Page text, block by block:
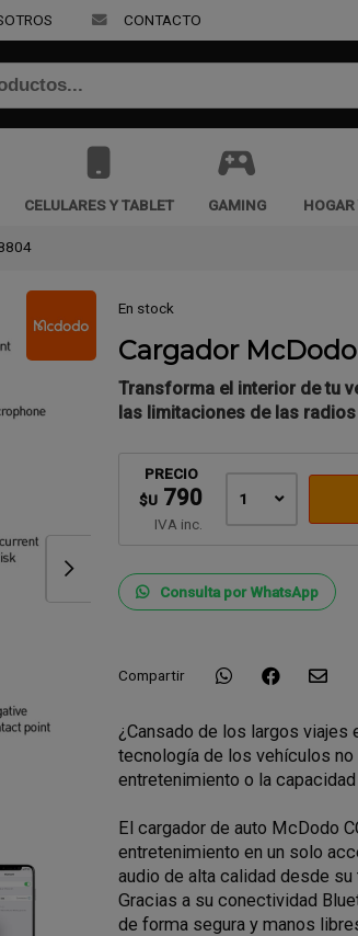
por email CONTACTO
CELULARES Y TABLET GAMING
En stock
Cargador
Transforma el interior de tu
las limitaciones de las
PRECIO
$U 790
IVA inc.
1
Consulta por WhatsApp
Compartir
¿Cansado de los largos
tecnología de los vehículos
entretenimiento o la
El cargador de auto McDodo
entretenimiento en un solo
audio de alta calidad desde
Gracias a su conectividad
de forma segura y manos